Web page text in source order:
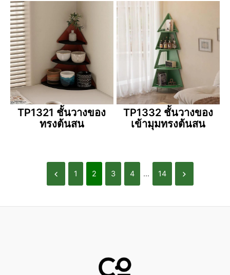
TP1321 ชั้นวางของ
ทรงต้นสน
TP1332 ชั้นวางของ
เข้ามุมทรงต้นสน
1 2 3 4 ... 14